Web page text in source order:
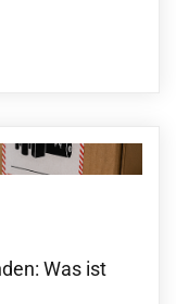
Was ist